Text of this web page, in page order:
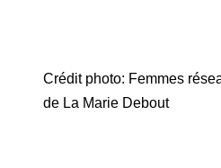
Crédit photo: Femmes
de La Marie Debout